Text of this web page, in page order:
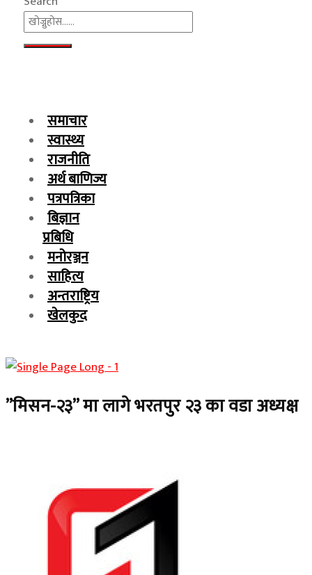
समाचार
स्वास्थ्य
राजनीति
अर्थ बाणिज्य
पत्रपत्रिका
बिज्ञान
प्रबिधि
मनोरञ्जन
साहित्य
अन्तराष्ट्रिय
खेलकुद
”मिसन-२३” मा लागे भरतपुर २३ का वडा अध्यक्ष